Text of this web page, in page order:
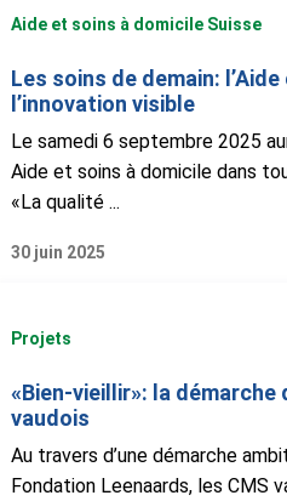
Aide et soins à domicile Suisse
Les soins de demain:
l’innovation visible
Le samedi 6 septembre 2025
Aide et soins à domicile dans
«La qualité ...
30 juin 2025
Projets
«Bien-vieillir»: la
vaudois
Au travers d’une démarche
Fondation Leenaards, les CMS